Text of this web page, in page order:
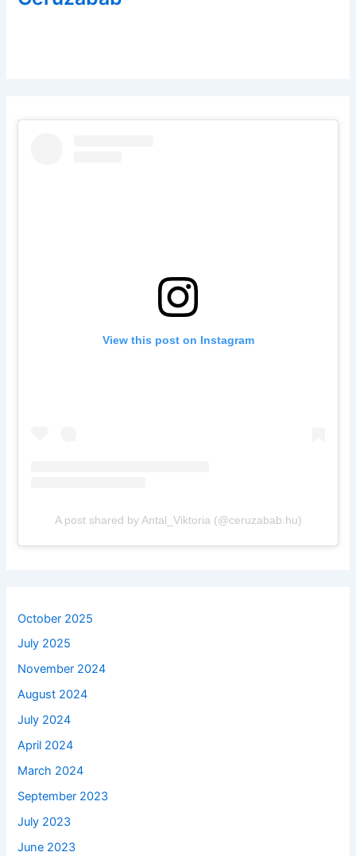
View this post on Instagram
A post shared by Antal_Viktoria (@ceruzabab.hu)
October 2025
July 2025
November 2024
August 2024
July 2024
April 2024
March 2024
September 2023
July 2023
June 2023